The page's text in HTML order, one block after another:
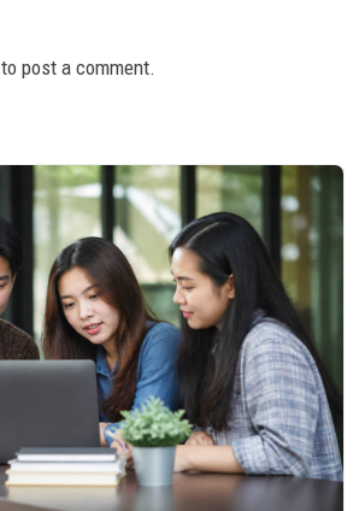
to post a comment.